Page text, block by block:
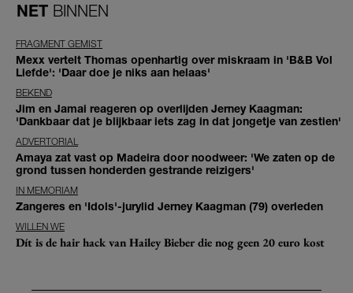
NET BINNEN
FRAGMENT GEMIST
Mexx vertelt Thomas openhartig over miskraam in 'B&B Vol
Liefde': 'Daar doe je niks aan helaas'
BEKEND
Jim en Jamai reageren op overlijden Jerney Kaagman:
'Dankbaar dat je blijkbaar iets zag in dat jongetje van zestien'
ADVERTORIAL
Amaya zat vast op Madeira door noodweer: 'We zaten op de
grond tussen honderden gestrande reizigers'
IN MEMORIAM
Zangeres en 'Idols'-jurylid Jerney Kaagman (79) overleden
WILLEN WE
Dít is de hair hack van Hailey Bieber die nog geen 20 euro kost